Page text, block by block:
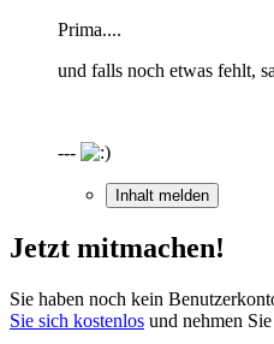
Prima....
und falls noch etwas fehlt,
---
Inhalt melden
Jetzt mitmachen!
Sie haben noch kein
Sie sich kostenlos und nehmen